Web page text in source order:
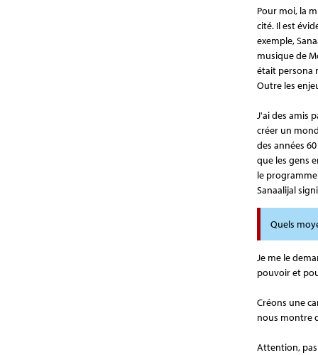
Pour moi, la
cité. Il est
exemple,
musique de
était persona
Outre les
J'ai des amis
créer un
des années
que les gens
le
Sanaalijal
Quels
Je me le
pouvoir et
Créons une
nous montre
Attention,